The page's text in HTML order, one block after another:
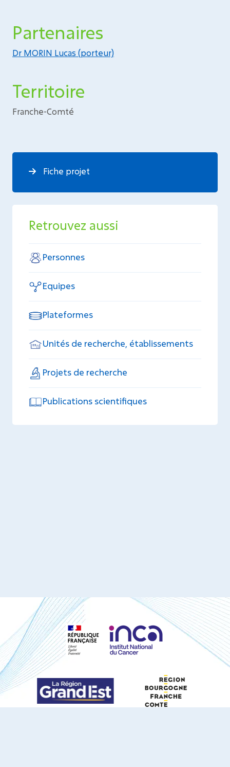
Partenaires
Dr MORIN Lucas (porteur)
Territoire
Franche-Comté
Fiche projet
Retrouvez aussi
Personnes
Equipes
Plateformes
Unités de recherche, établissements
Projets de recherche
Publications scientifiques